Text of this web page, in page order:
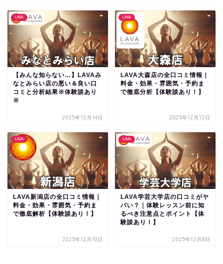
LAVA
【みんな知らない…】LAVAみ
なとみらい店の悪い＆良い口
コミと分析結果※体験談あり
※
2025年12月14日
LAVA
LAVA大森店の全口コミ情報｜
料金・効果・雰囲気・予約ま
で徹底分析【体験談あり！】
2025年12月12日
LAVA
LAVA新潟店の全口コミ情報｜
料金・効果・雰囲気・予約ま
で徹底解析【体験談あり！】
2025年12月10日
LAVA
LAVA学芸大学店の口コミがヤ
バい？｜体験レッスン前に知
るべき注意点とポイント【体
験談あり！】
2025年12月8日